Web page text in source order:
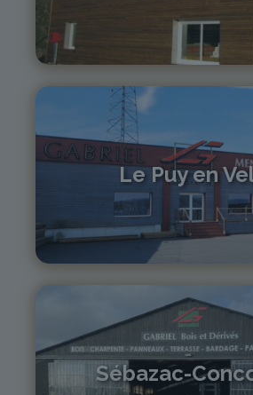
monistrol@gabriel-
Le Puy en
04 71 01 13
lepuy@gabriel-sa.fr
Sébazac-